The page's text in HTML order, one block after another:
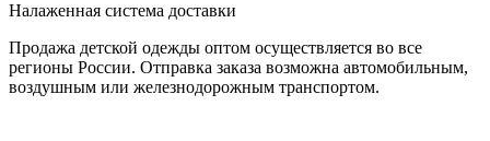
Налаженная система доставки
Продажа детской одежды оптом осуществляется во все
регионы России. Отправка заказа возможна автомобильным,
воздушным или железнодорожным транспортом.